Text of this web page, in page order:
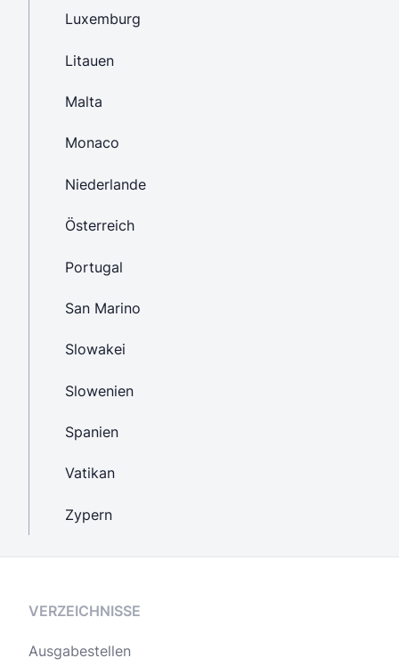
Luxemburg
Litauen
Malta
Monaco
Niederlande
Österreich
Portugal
San Marino
Slowakei
Slowenien
Spanien
Vatikan
Zypern
VERZEICHNISSE
Ausgabestellen